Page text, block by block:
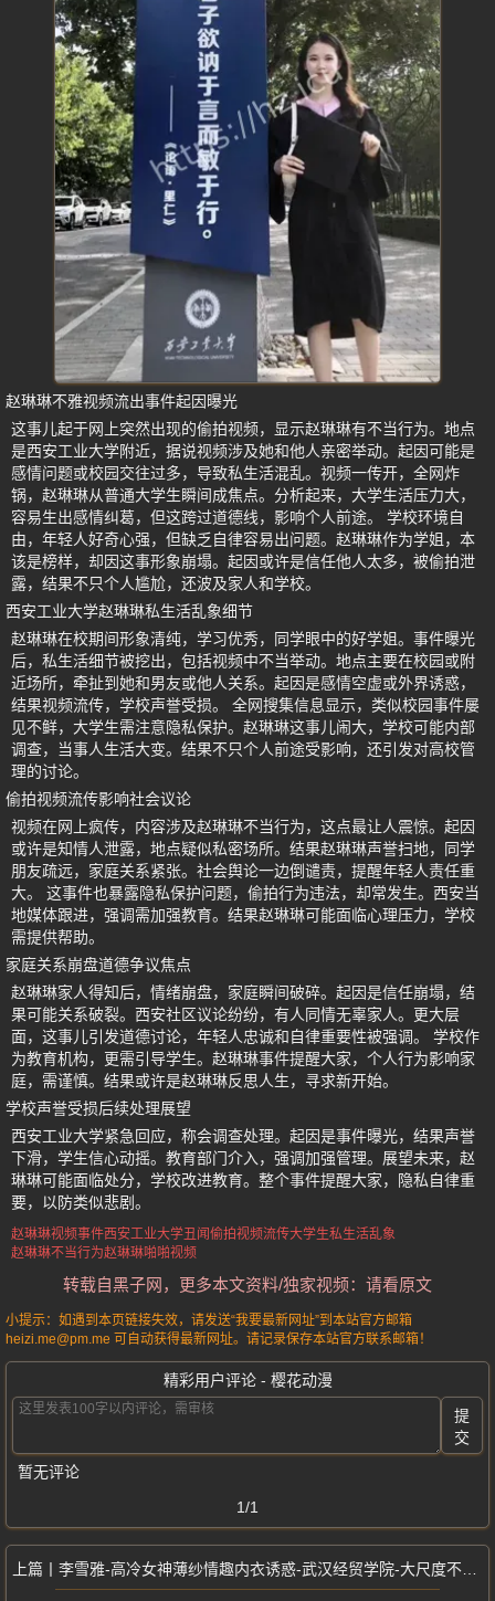
赵琳琳不雅视频流出事件起因曝光
这事儿起于网上突然出现的偷拍视频，显示赵琳琳有不当行为。地点
是西安工业大学附近，据说视频涉及她和他人亲密举动。起因可能是
感情问题或校园交往过多，导致私生活混乱。视频一传开，全网炸
锅，赵琳琳从普通大学生瞬间成焦点。分析起来，大学生活压力大，
容易生出感情纠葛，但这跨过道德线，影响个人前途。 学校环境自
由，年轻人好奇心强，但缺乏自律容易出问题。赵琳琳作为学姐，本
该是榜样，却因这事形象崩塌。起因或许是信任他人太多，被偷拍泄
露，结果不只个人尴尬，还波及家人和学校。
西安工业大学赵琳琳私生活乱象细节
赵琳琳在校期间形象清纯，学习优秀，同学眼中的好学姐。事件曝光
后，私生活细节被挖出，包括视频中不当举动。地点主要在校园或附
近场所，牵扯到她和男友或他人关系。起因是感情空虚或外界诱惑，
结果视频流传，学校声誉受损。 全网搜集信息显示，类似校园事件屡
见不鲜，大学生需注意隐私保护。赵琳琳这事儿闹大，学校可能内部
调查，当事人生活大变。结果不只个人前途受影响，还引发对高校管
理的讨论。
偷拍视频流传影响社会议论
视频在网上疯传，内容涉及赵琳琳不当行为，这点最让人震惊。起因
或许是知情人泄露，地点疑似私密场所。结果赵琳琳声誉扫地，同学
朋友疏远，家庭关系紧张。社会舆论一边倒谴责，提醒年轻人责任重
大。 这事件也暴露隐私保护问题，偷拍行为违法，却常发生。西安当
地媒体跟进，强调需加强教育。结果赵琳琳可能面临心理压力，学校
需提供帮助。
家庭关系崩盘道德争议焦点
赵琳琳家人得知后，情绪崩盘，家庭瞬间破碎。起因是信任崩塌，结
果可能关系破裂。西安社区议论纷纷，有人同情无辜家人。更大层
面，这事儿引发道德讨论，年轻人忠诚和自律重要性被强调。 学校作
为教育机构，更需引导学生。赵琳琳事件提醒大家，个人行为影响家
庭，需谨慎。结果或许是赵琳琳反思人生，寻求新开始。
学校声誉受损后续处理展望
西安工业大学紧急回应，称会调查处理。起因是事件曝光，结果声誉
下滑，学生信心动摇。教育部门介入，强调加强管理。展望未来，赵
琳琳可能面临处分，学校改进教育。整个事件提醒大家，隐私自律重
要，以防类似悲剧。
赵琳琳视频事件西安工业大学丑闻偷拍视频流传大学生私生活乱象
赵琳琳不当行为赵琳琳啪啪视频
转载自黑子网，更多本文资料/独家视频：请看原文
小提示：如遇到本页链接失效，请发送“我要最新网址”到本站官方邮箱
heizi.me@pm.me 可自动获得最新网址。请记录保存本站官方联系邮箱！
精彩用户评论 - 樱花动漫
提
交
暂无评论
1/1
李雪雅-高冷女神薄纱情趣内衣诱惑-武汉经贸学院-大尺度不雅私拍视频流出